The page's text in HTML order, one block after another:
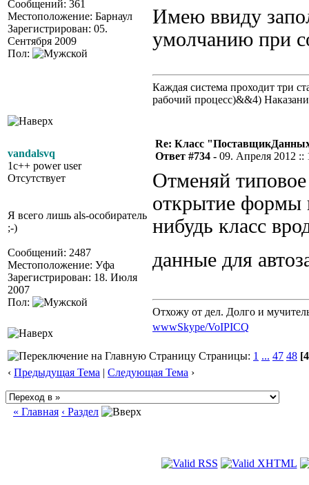
Сообщений: 361
Местоположение: Барнаул
Зарегистрирован: 05.
Сентября 2009
Пол:
Имею ввиду
умолчанию при
Каждая система проходит три
рабочий процесс)&&4)
vandalsvq
1c++ power user
Отсутствует
Я всего лишь als-особиратель
;-)
Сообщений: 2487
Местоположение: Уфа
Зарегистрирован: 18. Июля
2007
Пол:
Re: Класс
Ответ #734 - 09. Апреля 2012 ::
Отменяй
открытие формы
нибудь класс
данные для
Отхожу от дел. Долго и
wwwSkype/VoIPICQ
Страницы: 1 ... 47 48
‹ Предыдущая Тема | Следующая Тема ›
« Главная ‹ Раздел